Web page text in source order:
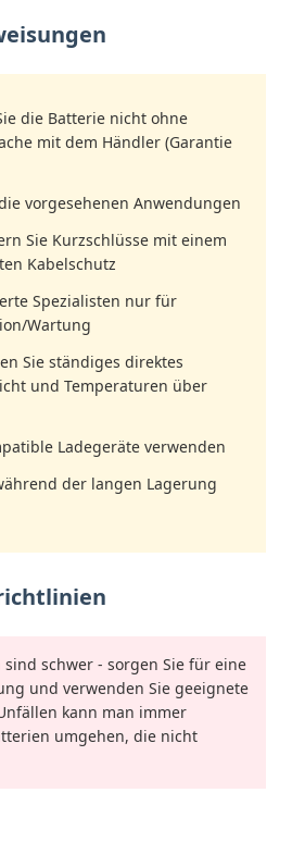
die Batterie nicht ohne
mit dem Händler (Garantie
vorgesehenen Anwendungen
Sie Kurzschlüsse mit einem
Kabelschutz
Spezialisten nur für
Wartung
Sie ständiges direktes
und Temperaturen über
Ladegeräte verwenden
der langen Lagerung
schwer - sorgen Sie für eine
und verwenden Sie geeignete
kann man immer
umgehen, die nicht